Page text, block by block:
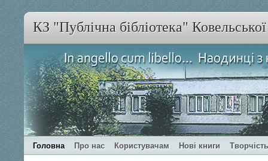
КЗ "Публічна бібліотека"
Головна Про нас Користувачам Нові книги